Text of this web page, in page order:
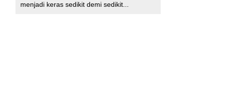
menjadi keras sedikit demi sedikit...